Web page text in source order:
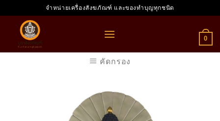
to
content
จำหน่ายเครื่องสังฆภัณฑ์ และของทำบุญทุกชนิด
0
คัดกรอง